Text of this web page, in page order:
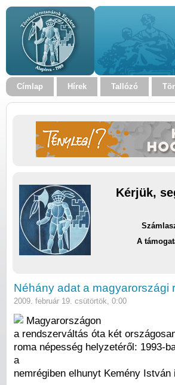
Címlap Hírek Tallózó
Kérjük,
A
Néhány adat a magyarországi
2009. február 19. csütörtök, 0:00
Magyarországon
a rendszerváltás óta két
roma népesség helyzetéről: 1993-
a
nemrégiben elhunyt Kemény